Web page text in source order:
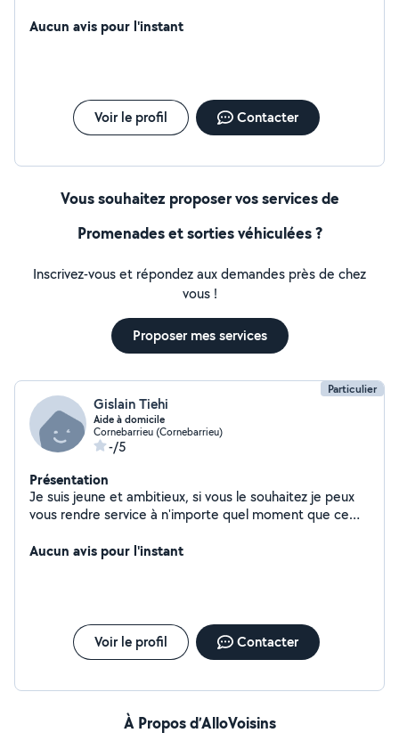
renseignements
Aucun avis pour l'instant
Voir le profil Contacter
Vous souhaitez proposer vos services de
Promenades et sorties véhiculées ?
Inscrivez-vous et répondez aux demandes près de chez
vous !
Proposer mes services
Particulier
Gislain Tiehi
Aide à domicile
Cornebarrieu (Cornebarrieu)
-/5
Présentation
Je suis jeune et ambitieux, si vous le souhaitez je peux
vous rendre service à n'importe quel moment que ce
/déménagement/courses etc.
Aucun avis pour l'instant
Voir le profil Contacter
À Propos d’AlloVoisins